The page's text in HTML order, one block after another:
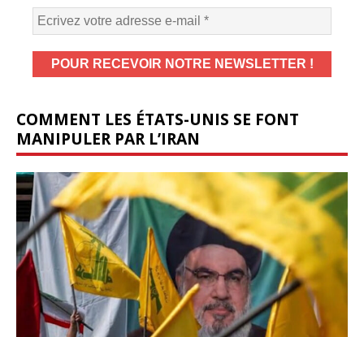
COMMENT LES ÉTATS-UNIS SE FONT
MANIPULER PAR L’IRAN